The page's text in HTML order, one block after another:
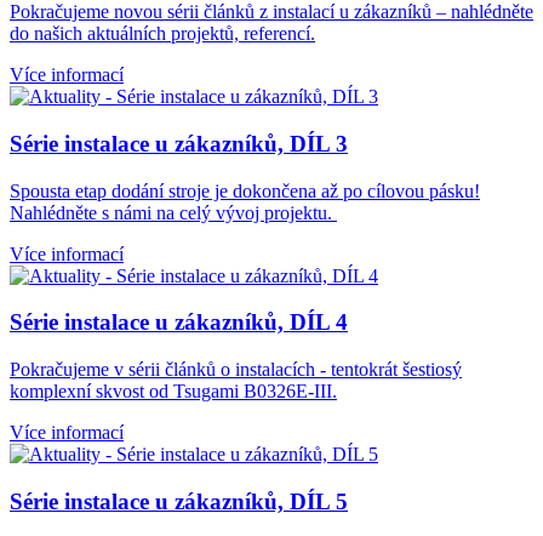
Pokračujeme novou sérii článků z instalací u zákazníků – nahlédněte
do našich aktuálních projektů, referencí.
Více informací
Série instalace u zákazníků, DÍL 3
Spousta etap dodání stroje je dokončena až po cílovou pásku!
Nahlédněte s námi na celý vývoj projektu.
Více informací
Série instalace u zákazníků, DÍL 4
Pokračujeme v sérii článků o instalacích - tentokrát šestiosý
komplexní skvost od Tsugami B0326E-III.
Více informací
Série instalace u zákazníků, DÍL 5